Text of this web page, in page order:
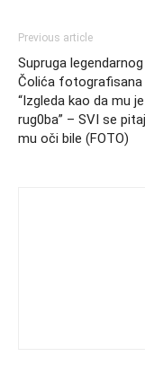
Previous article
Supruga
Čolića fotografisana
“Izgleda kao da mu
rug0ba” – SVI se
mu oči bile (FOTO)